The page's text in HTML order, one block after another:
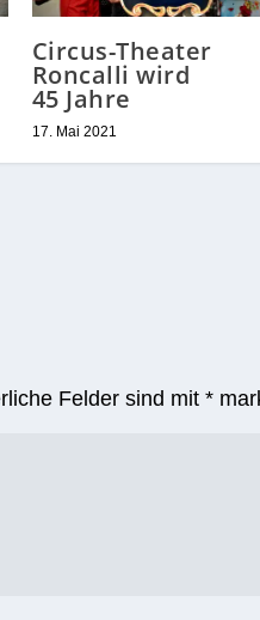
Circus-Theater
Roncalli wird
45 Jahre
17. Mai 2021
Felder sind mit*